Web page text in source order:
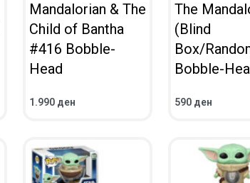
Mandalorian & The
Child of Bantha
#416 Bobble-
Head
1.990 ден
ВО КОШНИЧКА
The
(Blind
Box/
Bobble-
590 ден
ВО КОШНИЧКА